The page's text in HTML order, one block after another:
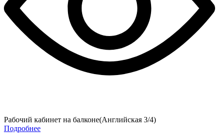
Рабочий кабинет на балконе(Английская 3/4)
Подробнее